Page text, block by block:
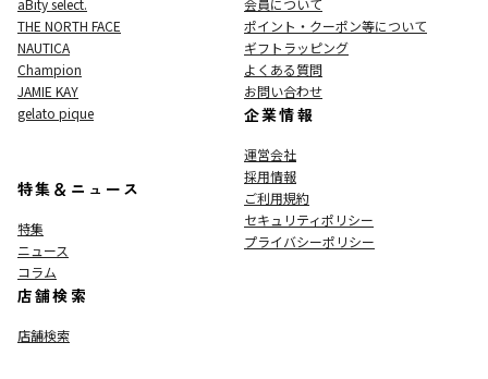
aBity select.
THE NORTH FACE
NAUTICA
Champion
JAMIE KAY
gelato pique
特集＆ニュース
特集
ニュース
コラム
店舗検索
店舗検索
会員について
ポイント・クーポン等について
ギフトラッピング
よくある質問
お問い合わせ
企業情報
運営会社
採用情報
ご利用規約
セキュリティポリシー
プライバシーポリシー